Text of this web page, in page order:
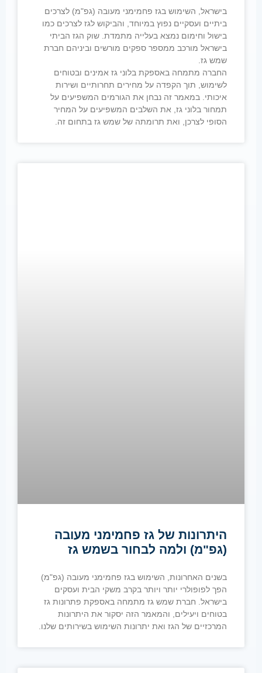
בישראל, השימוש בגז פחמימני מעובה (גפ"מ) לצרכים
ביתיים ועסקיים נפוץ במיוחד, והביקוש לגז לצרכים כמו
בישול וחימום נמצא בעלייה מתמדת. שוק הגז הביתי
בישראל מורכב ממספר ספקים מורשים וביניהם חברת
שמש גז.
החברה מתמחה באספקת בלוני גז אמינים ובטוחים
לשימוש, תוך הקפדה על מחירים תחרותיים ושירות
איכותי. במאמר זה נבחן את הגורמים המשפיעים על
תמחור בלוני גז, את השלבים המשפיעים על המחיר
הסופי לצרכן, ואת תרומתה של שמש גז בתחום זה.
היתרונות של גז פחמימני מעובה
(גפ"מ) ולמה לבחור בשמש גז
בשנים האחרונות, השימוש בגז פחמימני מעובה (גפ"מ)
הפך לפופולרי יותר ויותר בקרב משקי הבית ועסקים
בישראל. חברת שמש גז מתמחה באספקת פתרונות גז
בטוחים ויעילים, והמאמר הזה יסקור את היתרונות
המרכזיים של הגז ואת יתרונות השימוש בשירותים שלנו.